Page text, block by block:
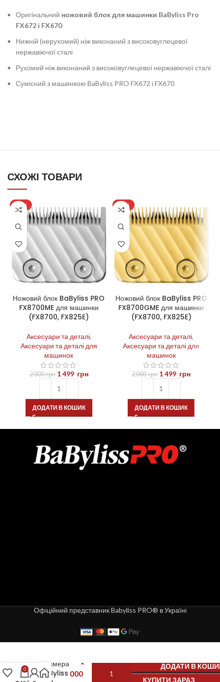
Оригінальний ножовий блок для машинки BaByliss Pro
FX672 і FX670
Нижній (нерухомий) ніж виконаний з високовуглецевої
нержавіючої сталі
Рухомий ніж виконаний з високовуглецевої нержавіючої сталі
Сумісний з машинкою BaByliss PRO FX672 і FX670
СХОЖІ ТОВАРИ
-25%
Ножовий блок BaByliss PRO
FX8700ME для машинки
(FX8700, FX825E)
Аксесуари та деталі,
Аксесуари та деталі для
машинок
2 000грн 1 499 грн
ДОДАТИ В КОШИК
-25%
Ножовий блок BaByliss PRO
FX8700GME для машинки
(FX8700, FX825E)
Аксесуари та деталі,
Аксесуари та деталі для
машинок
2 000грн 1 499 грн
ДОДАТИ В КОШИК
Офіційний представник Babyliss PRO® в Україні
тріммера
BaByliss
1
000
ДОДАТИ В
КУПИТИ ЗАРАЗ
0